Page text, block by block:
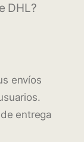
DHL?
envíos
entrega